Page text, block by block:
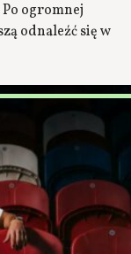
ogromnej
odnaleźć się w